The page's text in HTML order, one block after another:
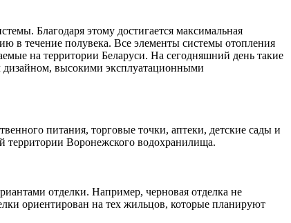
Благодаря этому достигается максимальная
в течение полувека. Все элементы системы отопления
на территории Беларуси. На сегодняшний день такие
высокими эксплуатационными
питания, торговые точки, аптеки, детские сады и
территории Воронежского водохранилища.
отделки. Например, черновая отделка не
ориентирован на тех жильцов, которые планируют